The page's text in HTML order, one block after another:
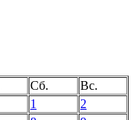
Сб.
Вс.
1
2